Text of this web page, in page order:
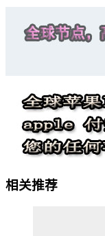
相关推荐